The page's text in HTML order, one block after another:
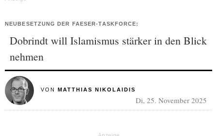
NEUBESETZUNG DER FAESER-TASKFORCE:
Dobrindt will Islamismus stärker in den Blick
nehmen
VON MATTHIAS NIKOLAIDIS
Di, 25. November 2025